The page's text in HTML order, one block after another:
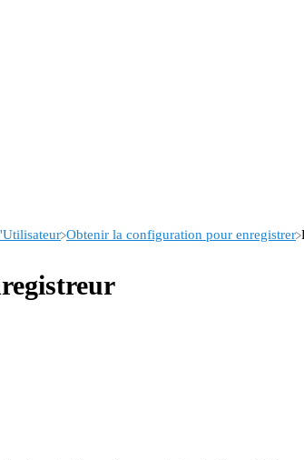
​Obtenir la configuration pour enregistrer